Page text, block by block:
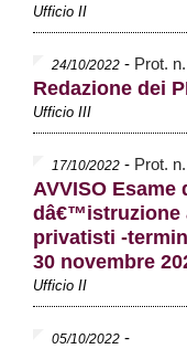
Ufficio II
24/10/2022 - Prot.
Redazione dei
Ufficio III
17/10/2022 - Prot.
AVVISO
dâ€™istruzione
privatisti -
30 novembre
Ufficio II
05/10/2022 -